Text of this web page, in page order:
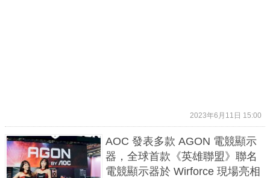
2023年6月11日 15:00
AOC 發表多款 AGON 電競顯示
器，全球首款《英雄聯盟》聯名
電競顯示器於 Wirforce 現場亮相